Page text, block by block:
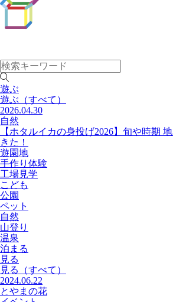
遊ぶ
遊ぶ （すべて）
2026.04.30
自然
【ホタルイカの身投げ2026】旬や時期
きた！
遊園地
手作り体験
工場見学
こども
公園
ペット
自然
山登り
温泉
泊まる
見る
見る
（すべて）
2024.06.22
とやまの花